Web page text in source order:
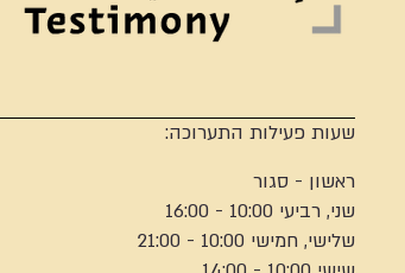
שעות פעילות התערוכה:
ראשון - סגור
שני, רביעי 10:00 - 16:00
שלישי, חמישי 10:00 - 21:00